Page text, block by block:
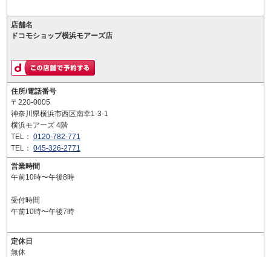
店舗名
ドコモショップ横浜モアーズ店
住所/電話番号
〒220-0005
神奈川県横浜市西区南幸1-3-1
横浜モアーズ 4階
TEL： 0120-782-771
TEL： 045-326-2771
営業時間
午前10時〜午後8時
受付時間
午前10時〜午後7時
定休日
無休